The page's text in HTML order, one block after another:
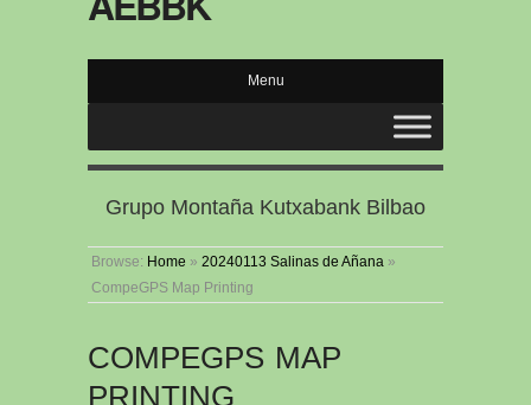
Menu
Grupo Montaña Kutxabank Bilbao
Browse: Home » 20240113 Salinas de Añana »
CompeGPS Map Printing
COMPEGPS MAP
PRINTING